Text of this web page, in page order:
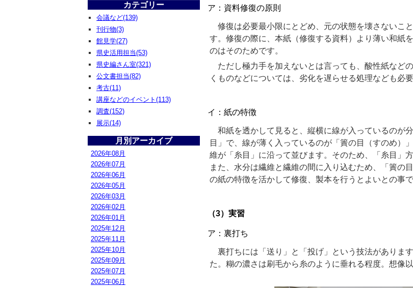
カテゴリー
会議など(139)
刊行物(3)
館見学(27)
県史活用担当(53)
県史編さん室(321)
公文書担当(82)
考古(11)
講座などのイベント(113)
調査(152)
展示(14)
月別アーカイブ
2026年08月
2026年07月
2026年06月
2026年05月
2026年03月
2026年02月
2026年01月
2025年12月
2025年11月
2025年10月
2025年09月
2025年07月
2025年06月
ア：資料修復の原則
修復は必要最小限にとどめ、元の状態を壊さないこ
す。修復の際に、本紙（修復する資料）より薄い和紙
のはそのためです。
ただし極力手を加えないとは言っても、酸性紙など
くものなどについては、劣化を遅らせる処理なども必要
イ：紙の特徴
和紙を透かして見ると、縦横に線が入っているのが
目」で、線が薄く入っているのが「簀の目（すのめ）
維が「糸目」に沿って並びます。そのため、「糸目」
また、水分は繊維と繊維の間に入り込むため、「簀の
の紙の特徴を活かして修復、製本を行うとよいとの事で
（3）実習
ア：裏打ち
裏打ちには「送り」と「投げ」という技法がありま
た。糊の濃さは刷毛から糸のように垂れる程度。想像